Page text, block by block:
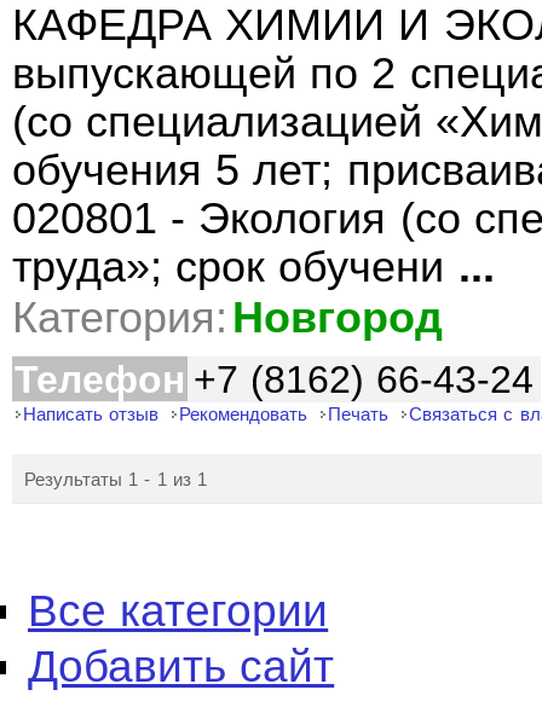
КАФЕДРА ХИМИИ И
выпускающей по 2
(со специализацией
обучения 5 лет;
020801 - Экология (со
труда»; срок обучени ...
Категория: Новгород
Телефон +7 (8162) 66-43-24
Написать отзыв Рекомендовать Печать Связаться с
Результаты 1 - 1 из 1
Все категории
Добавить сайт